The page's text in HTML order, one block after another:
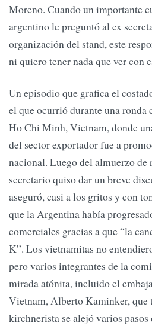
Moreno. Cuando un importante
argentino le preguntó al ex
organización del stand, este
ni quiero tener nada que ver con
Un episodio que grafica el
el que ocurrió durante una ronda
Ho Chi Minh, Vietnam, donde
del sector exportador fue a
nacional. Luego del almuerzo
secretario quiso dar un breve
aseguró, casi a los gritos y con
que la Argentina había
comerciales gracias a que “la
K”. Los vietnamitas no
pero varios integrantes de la
mirada atónita, incluido el
Vietnam, Alberto Kaminker, que
kirchnerista se alejó varios